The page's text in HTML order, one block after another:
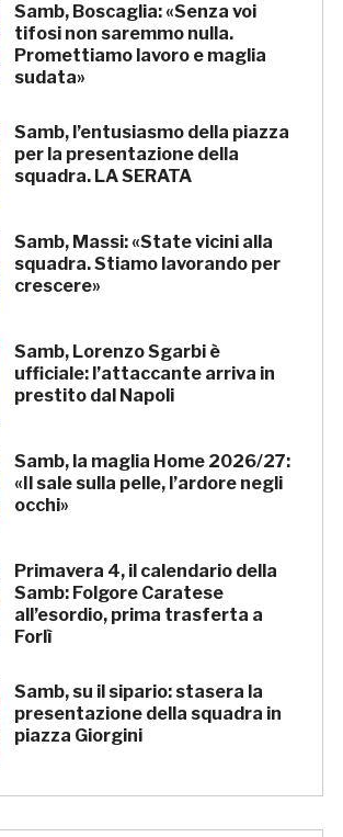
Samb, Boscaglia: «Senza voi
tifosi non saremmo nulla.
Promettiamo lavoro e maglia
sudata»
Samb, l’entusiasmo della piazza
per la presentazione della
squadra. LA SERATA
Samb, Massi: «State vicini alla
squadra. Stiamo lavorando per
crescere»
Samb, Lorenzo Sgarbi è
ufficiale: l’attaccante arriva in
prestito dal Napoli
Samb, la maglia Home 2026/27:
«Il sale sulla pelle, l’ardore negli
occhi»
Primavera 4, il calendario della
Samb: Folgore Caratese
all’esordio, prima trasferta a
Forlì
Samb, su il sipario: stasera la
presentazione della squadra in
piazza Giorgini